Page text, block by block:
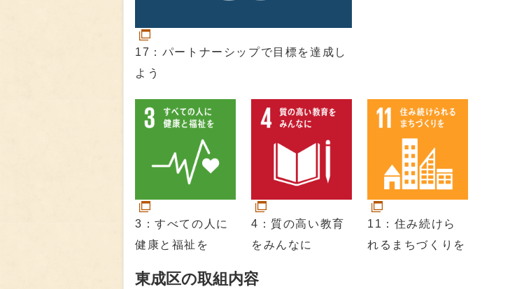
17：パートナーシップで目標を達成し
よう
3：すべての人に
健康と福祉を
4：質の高い教育
をみんなに
11：住み続けら
れるまちづくりを
東成区の取組内容